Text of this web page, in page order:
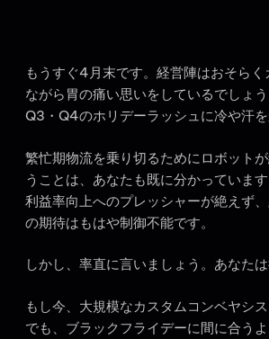
もうすぐ4月末です。経営陣はおそら
ながら胃の痛い思いをしているでしょ
Q3・Q4のホリデーラッシュに冷や汗を
繁忙期物流を乗り切るためにロボット
うことは、あなたも既に分かっていま
利益率向上へのプレッシャーが絶えず
の期待はもはや制御不能です。
しかし、率直に言いましょう。あなたは
もし今、大規模なカスタムコンベヤシ
でも、ブラックフライデーに間に合う